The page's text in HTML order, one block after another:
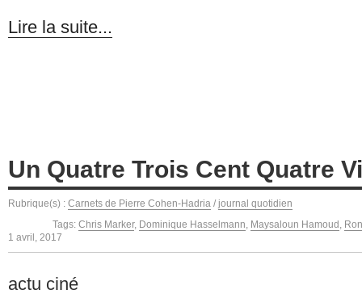
Lire la suite...
Un Quatre Trois Cent Quatre
Rubrique(s) : Carnets de Pierre Cohen-Hadria / journal quotidien
Tags: Chris Marker, Dominique Hasselmann, Maysaloun Hamoud ,
1 avril, 2017
actu ciné